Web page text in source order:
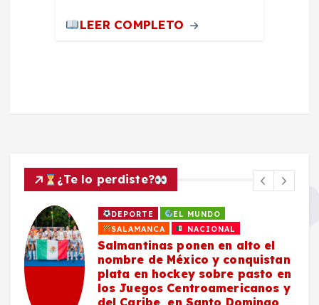
LEER COMPLETO
¿Te lo perdiste?
DEPORTE
EL MUNDO
SALAMANCA
NACIONAL
Salmantinas ponen en alto el
nombre de México y conquistan
plata en hockey sobre pasto en
los Juegos Centroamericanos y